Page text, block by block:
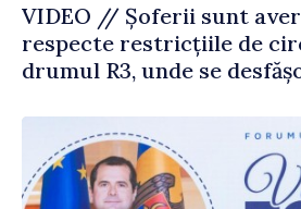
VIDEO // Șoferii sunt
respecte restricțiile de
drumul R3, unde se